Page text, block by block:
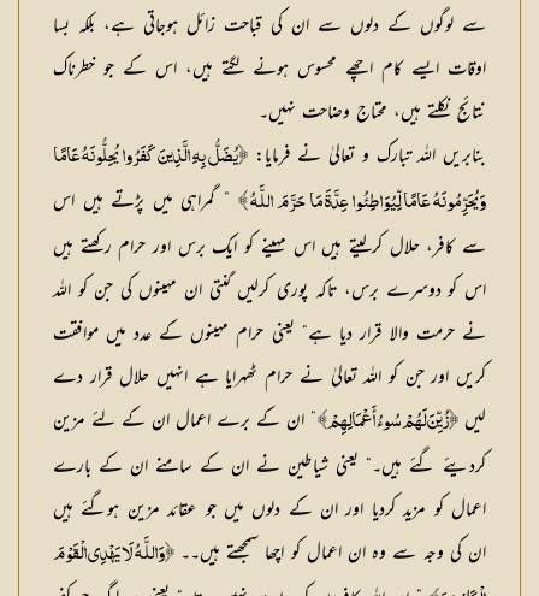
سے لوگوں کے دلوں سے ان کی قباحت زائل ہوجاتی ہے، بلکہ بسا
اوقات ایسے کام اچھے محسوس ہونے لگتے ہیں، اس کے جو خطرناک
نتائج نکلتے ہیں، محتاج وضاحت نہیں۔
بنابریں اللہ تبارک و تعالیٰ نے فرمایا:﴿يُضَلُّ بِهِ الَّذِينَ كَفَرُوا يُحِلُّونَهُ عَامًا
وَيُحَرِّمُونَهُ عَامًا لِّيُوَاطِئُوا عِدَّةَ مَا حَرَّمَ اللَّـهُ ﴾ ” گمراہی میں پڑتے ہیں اس
سے کافر، حلال کرلیتے ہیں اس مہینے کو ایک برس اور حرام رکھتے ہیں
اس کو دوسرے برس، تاکہ پوری کرلیں گنتی ان مہینوں کی جن کو اللہ
نے حرمت والا قرار دیا ہے“ یعنی حرام مہینوں کے عدد میں موافقت
کریں اور جن کو اللہ تعالیٰ نے حرام ٹھہرایا ہے انہیں حلال قرار دے
لیں ﴿زُيِّنَ لَهُمْ سُوءُ أَعْمَالِهِمْ﴾” ان کے برے اعمال ان کے لئے مزین
کردیئے گئے ہیں۔“ یعنی شیاطین نے ان کے سامنے ان کے بارے
اعمال کو مزید کردیا اور ان کے دلوں میں جو عقائد مزین ہوگئے ہیں
ان کی وجہ سے وہ ان اعمال کو اچھا سمجھتے ہیں۔۔﴿وَاللَّـهُ لَا يَهْدِي الْقَوْمَ